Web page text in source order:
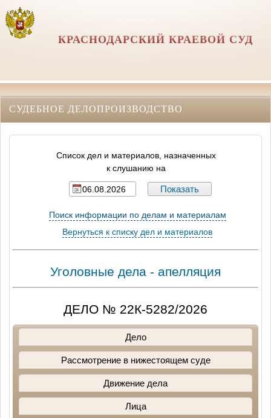
КРАСНОДАРСКИЙ КРАЕВОЙ СУД
СУДЕБНОЕ ДЕЛОПРОИЗВОДСТВО
Список дел и материалов, назначенных
к слушанию на
Поиск информации по делам и материалам
Вернуться к списку дел и материалов
Уголовные дела - апелляция
ДЕЛО № 22К-5282/2026
Дело
Рассмотрение в нижестоящем суде
Движение дела
Лица